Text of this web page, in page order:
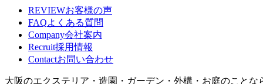
REVIEWお客様の声
FAQよくある質問
Company会社案内
Recruit採用情報
Contactお問い合わせ
大阪のエクステリア・造園・ガーデン・外構・お庭のことな